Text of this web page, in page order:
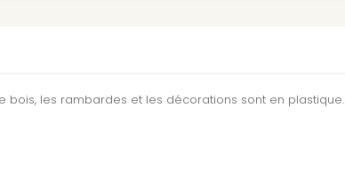
Rosa et Cat princesse Arty toys
bois, les rambardes et les décorations sont en plastique.